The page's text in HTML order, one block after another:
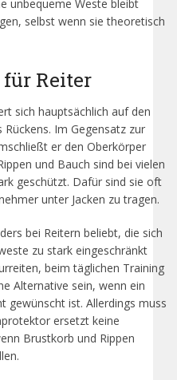
unbequeme Weste bleibt
selbst wenn sie theoretisch
Reiter
sich hauptsächlich auf den
Im Gegensatz zur
er den Oberkörper
und Bauch sind bei vielen
geschützt. Dafür sind sie oft
unter Jacken zu tragen.
bei Reitern beliebt, die sich
zu stark eingeschränkt
beim täglichen Training
Alternative sein, wenn ein
gewünscht ist. Allerdings muss
ersetzt keine
Brustkorb und Rippen